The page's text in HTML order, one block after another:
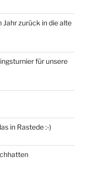
zurück in die alte
für unsere
in Rastede :-)